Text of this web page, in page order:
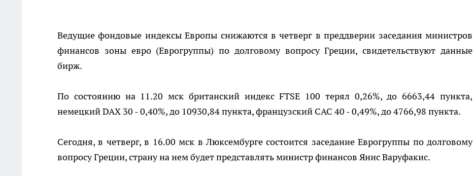
Ведущие фондовые индексы Европы снижаются в четверг в преддверии заседания министров
финансов зоны евро (Еврогруппы) по долговому вопросу Греции, свидетельствуют данные
бирж.
По состоянию на 11.20 мск британский индекс FTSE 100 терял 0,26%, до 6663,44 пункта,
немецкий DAX 30 - 0,40%, до 10930,84 пункта, французский CAC 40 - 0,49%, до 4766,98 пункта.
Сегодня, в четверг, в 16.00 мск в Люксембурге состоится заседание Еврогруппы по долговому
вопросу Греции, страну на нем будет представлять министр финансов Янис Варуфакис.